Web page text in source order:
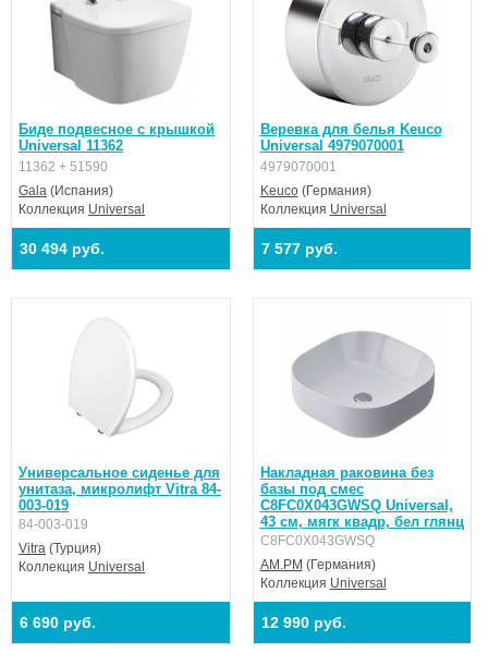
Биде подвесное с крышкой
Universal 11362
11362 + 51590
Gala (Испания)
Коллекция Universal
30 494 руб.
Веревка для белья Keuco
Universal 4979070001
4979070001
Keuco(Германия)
Коллекция Universal
7 577 руб.
Универсальное сиденье для
унитаза, микролифт Vitra 84-
003-019
84-003-019
Vitra (Турция)
Коллекция Universal
6 690 руб.
Накладная раковина без
базы под смес
C8FC0X043GWSQ Universal,
43 см, мягк квадр, бел глянц
C8FC0X043GWSQ
AM.PM (Германия)
Коллекция Universal
12 990 руб.